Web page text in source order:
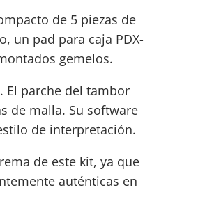
de 5 piezas de
un pad para caja PDX-
gemelos.
El parche del tambor
de malla. Su software
de interpretación.
de este kit, ya que
auténticas en